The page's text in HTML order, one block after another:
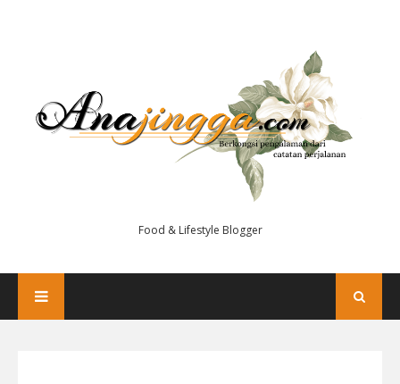
Food & Lifestyle Blogger